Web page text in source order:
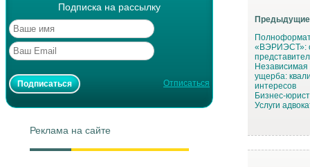
Подписка на рассылку
Отписаться
Реклама на сайте
Предыдущие
«ВЭРИЭСТ»:
Независимая
ущерба:
интересов
Бизнес-
Услуги